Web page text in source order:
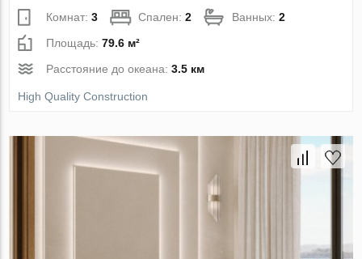
Комнат:3 Спален:2 Ванных:2
Площадь:79.6 м²
Расстояние до океана:3.5 км
High Quality Construction